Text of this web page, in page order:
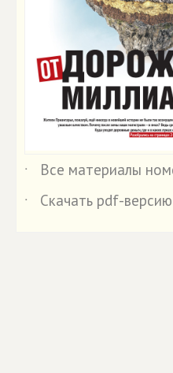
˙
Все материалы
˙
Скачать pdf-